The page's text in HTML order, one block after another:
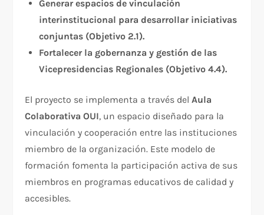
Generar espacios de vinculación
interinstitucional para desarrollar iniciativas
conjuntas (Objetivo 2.1).
Fortalecer la gobernanza y gestión de las
Vicepresidencias Regionales (Objetivo 4.4).
El proyecto se implementa a través delAula
Colaborativa OUI, un espacio diseñado para la
vinculación y cooperación entre las instituciones
miembro de la organización. Este modelo de
formación fomenta la participación activa de sus
miembros en programas educativos de calidad y
accesibles.